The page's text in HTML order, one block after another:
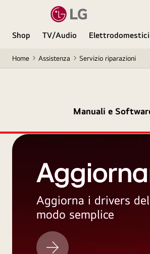
Shop TV/Audio Elettrodomestici
Home Assistenza Servizio riparazioni
Manuali e
Aggiorna i drivers
modo semplice
Aggiornamento
LG